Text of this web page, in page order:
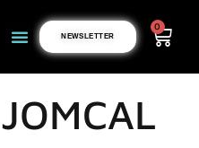
NEWSLETTER
0